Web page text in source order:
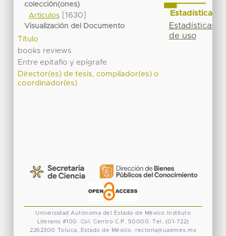
colección(ones)
Artículos[1630]
Visualización del Documento
Título
books reviews
Entre epitafio y epígrafe
Director(es) de tesis, compilador(es) o
coordinador(es)
Estadísticas
Estadísticas
de uso
Universidad Autónoma del Estado de México
Instituto
Literario #100. Col. Centro C.P. 50000. Tel. (01-722)
2262300 Toluca, Estado de México. rectoria@uaemex.mx